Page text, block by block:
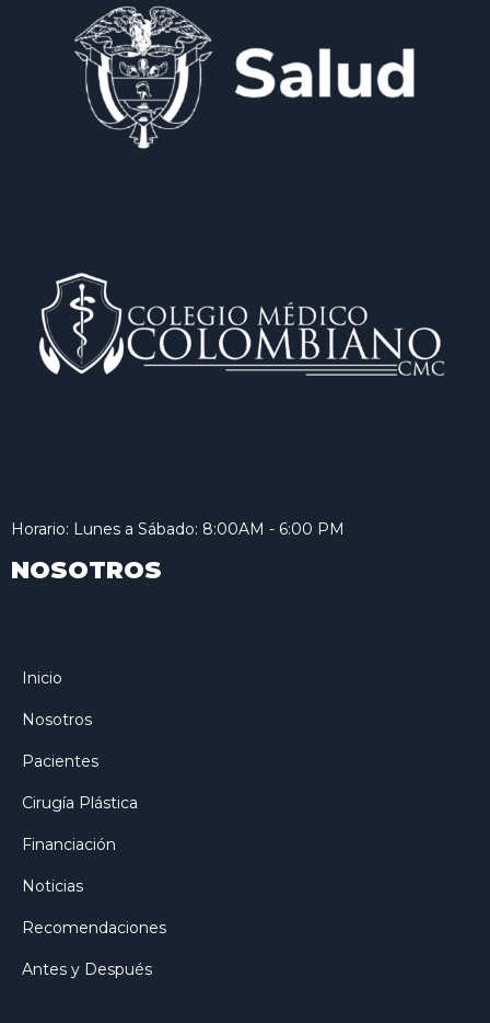
Horario: Lunes a Sábado: 8:00AM - 6:00 PM
NOSOTROS
Inicio
Nosotros
Pacientes
Cirugía Plástica
Financiación
Noticias
Recomendaciones
Antes y Después